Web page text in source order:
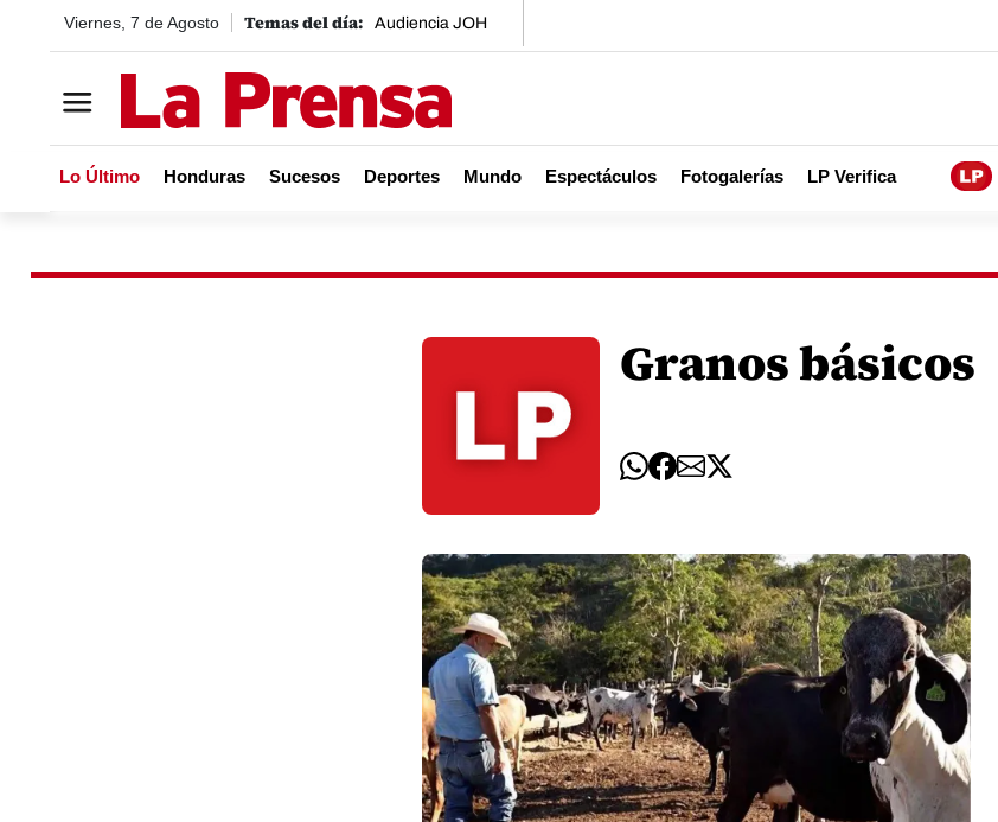
Viernes, 7 de Agosto Audiencia JOH
Lo Último Honduras Sucesos Deportes Mundo Espectáculos Fotogalerías LP Verifica
Granos básicos